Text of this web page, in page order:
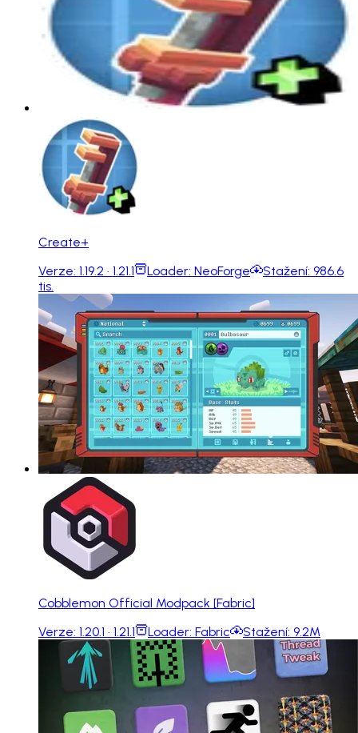
Create+
Verze: 1.19.2 · 1.21.1 Loader: NeoForge Stažení: 986.6
tis.
Cobblemon Official Modpack [Fabric]
Verze: 1.20.1 · 1.21.1 Loader: Fabric Stažení: 9.2M